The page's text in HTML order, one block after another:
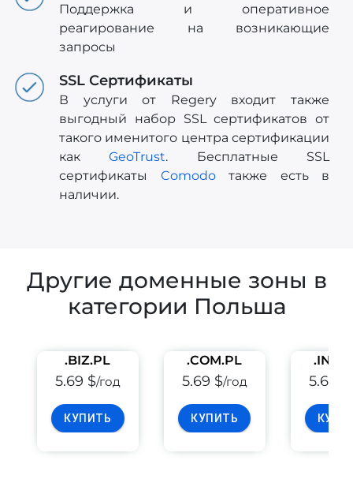
Поддержка и оперативное
реагирование на возникающие
запросы
SSL Сертификаты
В услуги от Regery входит также
выгодный набор SSL сертификатов от
такого именитого центра сертификации
какGeoTrust. Бесплатные SSL
сертификаты Comodoтакже есть в
наличии.
Другие доменные зоны в
категории Польша
.BIZ.PL
5.69 $/год
КУПИТЬ
.COM.PL
5.69 $/год
КУПИТЬ
5.69 $